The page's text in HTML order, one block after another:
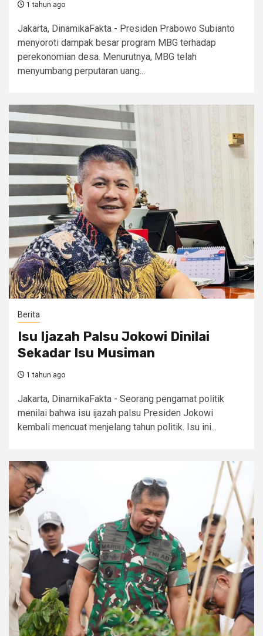
1 tahun ago
Jakarta, DinamikaFakta - Presiden Prabowo Subianto
menyoroti dampak besar program MBG terhadap
perekonomian desa. Menurutnya, MBG telah
menyumbang perputaran uang...
Berita
Isu Ijazah Palsu Jokowi Dinilai
Sekadar Isu Musiman
1 tahun ago
Jakarta, DinamikaFakta - Seorang pengamat politik
menilai bahwa isu ijazah palsu Presiden Jokowi
kembali mencuat menjelang tahun politik. Isu ini...